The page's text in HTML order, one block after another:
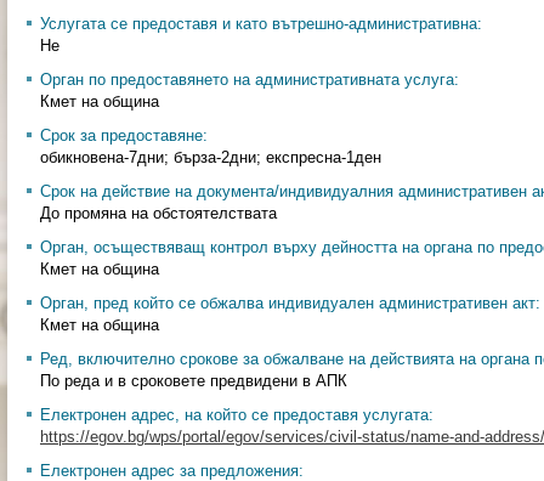
Услугата се предоставя и като вътрешно-административна:
Не
Орган по предоставянето на административната услуга:
Кмет на община
Срок за предоставяне:
обикновена-7дни; бърза-2дни; експресна-1ден
Срок на действие на документа/индивидуалния административен
До промяна на обстоятелствата
Орган, осъществяващ контрол върху дейността на органа по
Кмет на община
Орган, пред който се обжалва индивидуален административен акт:
Кмет на община
Ред, включително срокове за обжалване на действията на органа
По реда и в сроковете предвидени в АПК
Електронен адрес, на който се предоставя услугата:
https://egov.bg/wps/portal/egov/services/civil-status/name-and-
Електронен адрес за предложения: